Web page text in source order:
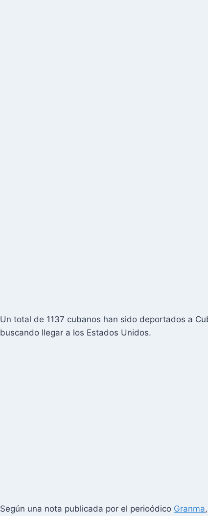
Un total de 1137 cubanos han sido deportados a
buscando llegar a los Estados Unidos.
Según una nota publicada por el perioódico Granma